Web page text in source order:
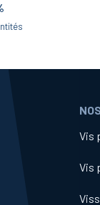
Vis
Vis